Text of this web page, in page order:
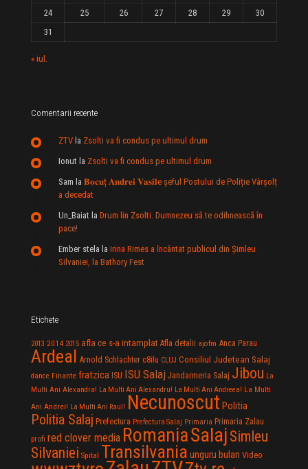
24
25 26 27 28 29
30
31
« iul.
Comentarii recente
ZTV la Zsolti va fi condus pe ultimul drum
Ionut la Zsolti va fi condus pe ultimul drum
Sam la 𝐁𝐨𝐜𝐮ț 𝐀𝐧𝐝𝐫𝐞𝐢 𝐕𝐚𝐬𝐢𝐥e şeful Postului de Poliție Vârșolț
a decedat
Un_Baiat la Drum lin Zsolti. Dumnezeu sã te odihneascã în
pace!
Ember stela la Irina Rimes a încântat publicul din Şimleu
Silvaniei, la Bathory Fest
Etichete
2013 2014 2015 afla ce s-a intamplat Afla detalii ajofm Anca Parau
Ardeal Arnold Schlachter c8ilu CLUJ Consiliul Judetean Salaj
dance Finante fratzica ISU ISU Salaj Jandarmeria Salaj Jibou La
Multi Ani Alexandra! La Multi Ani Alexandru! La Multi Ani Andreea! La Multi
Ani Andrei! La Multi Ani Raul! Necunoscut Politia
Politia Salaj Prefectura Prefectura Salaj Primaria Primaria Zalau
profi red clover media RomaniaSalaj Simleu
Silvaniei Spital Transilvania unguru bulan Video